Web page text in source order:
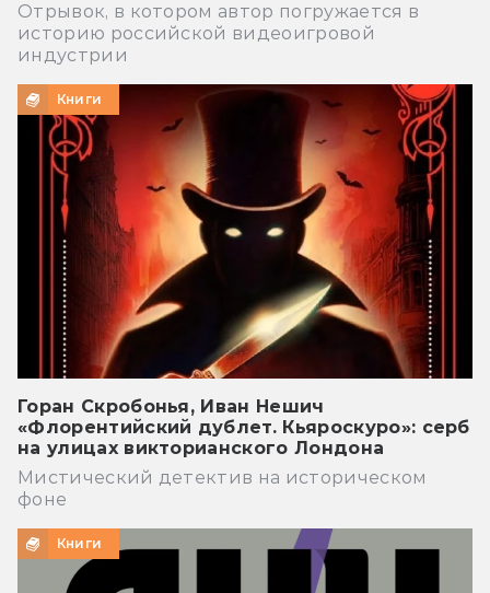
Отрывок, в котором автор погружается в
историю российской видеоигровой
индустрии
Книги
Горан Скробонья, Иван Нешич
«Флорентийский дублет. Кьяроскуро»: серб
на улицах викторианского Лондона
Мистический детектив на историческом
фоне
Книги